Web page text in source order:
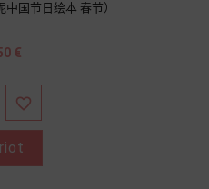
中国节日绘本 春节）
€
